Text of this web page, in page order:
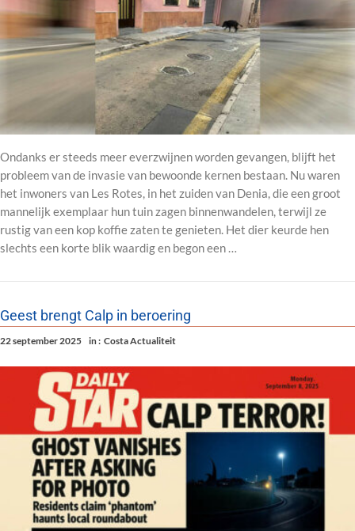
Ondanks er steeds meer everzwijnen worden gevangen, blijft het
probleem van de invasie van bewoonde kernen bestaan. Nu waren
het inwoners van Les Rotes, in het zuiden van Denia, die een groot
mannelijk exemplaar hun tuin zagen binnenwandelen, terwijl ze
rustig van een kop koffie zaten te genieten. Het dier keurde hen
slechts een korte blik waardig en begon een …
Geest brengt Calp in beroering
22 september 2025 in : Costa Actualiteit